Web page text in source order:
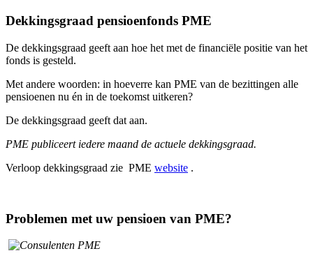
Dekkingsgraad pensioenfonds PME
De dekkingsgraad geeft aan hoe het met de financiële positie van het
fonds is gesteld.
Met andere woorden: in hoeverre kan PME van de bezittingen alle
pensioenen nu én in de toekomst uitkeren?
De dekkingsgraad geeft dat aan.
PME publiceert iedere maand de actuele dekkingsgraad.
Verloop dekkingsgraad zie PME website .
Problemen met uw pensioen van PME?